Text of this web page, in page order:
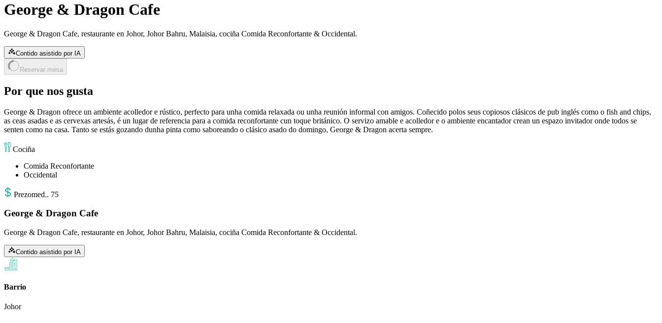
George & Dragon Cafe
George & Dragon Cafe, restaurante en Johor, Johor Bahru, Malaisia, cociña Comida Reconfortante & Occidental.
Contido asistido por IA
Reservar mesa
Por que nos gusta
George & Dragon ofrece un ambiente acolledor e rústico, perfecto para unha comida relaxada ou unha reunión informal con amigos. Coñecido polos seus copiosos clásicos de pub inglés como o fish and chips,
as ceas asadas e as cervexas artesás, é un lugar de referencia para a comida reconfortante cun toque británico. O servizo amable e acolledor e o ambiente encantador crean un espazo invitador onde todos se
senten como na casa. Tanto se estás gozando dunha pinta como saboreando o clásico asado do domingo, George & Dragon acerta sempre.
Cociña
Comida Reconfortante
Occidental
Prezomed.. 75
George & Dragon Cafe
George & Dragon Cafe, restaurante en Johor, Johor Bahru, Malaisia, cociña Comida Reconfortante & Occidental.
Contido asistido por IA
Barrio
Johor